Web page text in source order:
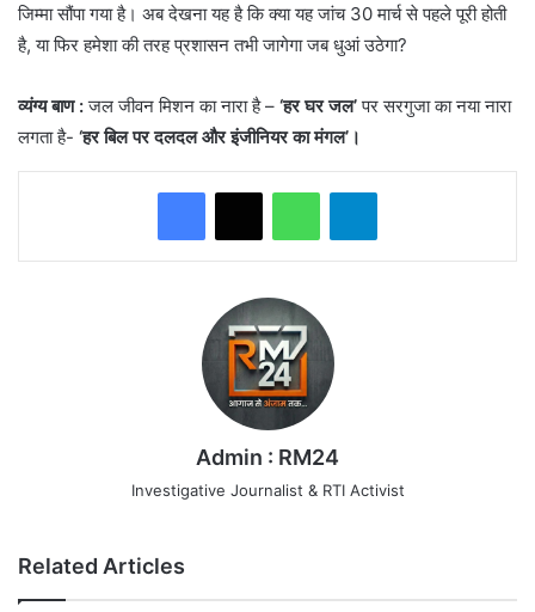
जिम्मा सौंपा गया है। अब देखना यह है कि क्या यह जांच 30 मार्च से पहले पूरी होती
है, या फिर हमेशा की तरह प्रशासन तभी जागेगा जब धुआं उठेगा?
व्यंग्य बाण :जल जीवन मिशन का नारा है – ‘हर घर जल’पर सरगुजा का नया नारा
लगता है- ‘हर बिल पर दलदल और इंजीनियर का मंगल’।
WhatsAppTelegram
Admin : RM24
Investigative Journalist & RTI Activist
Related Articles